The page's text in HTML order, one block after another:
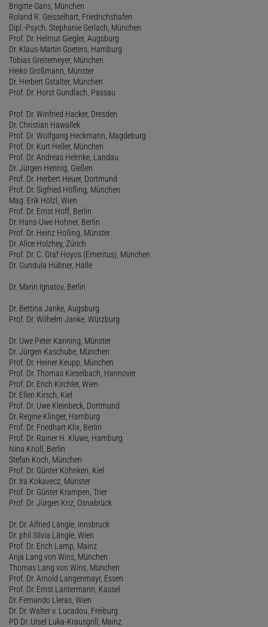
Brigitte Gans, München
Roland R. Geisselhart, Friedrichshafen
Dipl.-Psych. Stephanie Gerlach, München
Prof. Dr. Helmut Giegler, Augsburg
Dr. Klaus-Martin Goeters, Hamburg
Tobias Greitemeyer, München
Heiko Großmann, Münster
Dr. Herbert Gstalter, München
Prof. Dr. Horst Gundlach, Passau
Prof. Dr. Winfried Hacker, Dresden
Dr. Christian Hawallek
Prof. Dr. Wolfgang Heckmann, Magdeburg
Prof. Dr. Kurt Heller, München
Prof. Dr. Andreas Helmke, Landau
Dr. Jürgen Hennig, Gießen
Prof. Dr. Herbert Heuer, Dortmund
Prof. Dr. Sigfried Höfling, München
Mag. Erik Hölzl, Wien
Prof. Dr. Ernst Hoff, Berlin
Dr. Hans-Uwe Hohner, Berlin
Prof. Dr. Heinz Holling, Münster
Dr. Alice Holzhey, Zürich
Prof. Dr. C. Graf Hoyos (Emeritus), München
Dr. Gundula Hübner, Halle
Dr. Marin Ignatov, Berlin
Dr. Bettina Janke, Augsburg
Prof. Dr. Wilhelm Janke, Würzburg
Dr. Uwe Peter Kanning, Münster
Dr. Jürgen Kaschube, München
Prof. Dr. Heiner Keupp, München
Prof. Dr. Thomas Kieselbach, Hannover
Prof. Dr. Erich Kirchler, Wien
Dr. Ellen Kirsch, Kiel
Prof. Dr. Uwe Kleinbeck, Dortmund
Dr. Regine Klinger, Hamburg
Prof. Dr. Friedhart Klix, Berlin
Prof. Dr. Rainer H. Kluwe, Hamburg
Nina Knoll, Berlin
Stefan Koch, München
Prof. Dr. Günter Köhnken, Kiel
Dr. Ira Kokavecz, Münster
Prof. Dr. Günter Krampen, Trier
Prof. Dr. Jürgen Kriz, Osnabrück
Dr. Dr. Alfried Längle, Innsbruck
Dr. phil Silvia Längle, Wien
Prof. Dr. Erich Lamp, Mainz
Anja Lang von Wins, München
Thomas Lang von Wins, München
Prof. Dr. Arnold Langenmayr, Essen
Prof. Dr. Ernst Lantermann, Kassel
Dr. Fernando Lleras, Wien
Dr. Dr. Walter v. Lucadou, Freiburg
PD Dr. Ursel Luka-Krausgrill, Mainz